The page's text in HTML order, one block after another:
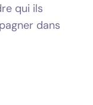
qui ils
dans